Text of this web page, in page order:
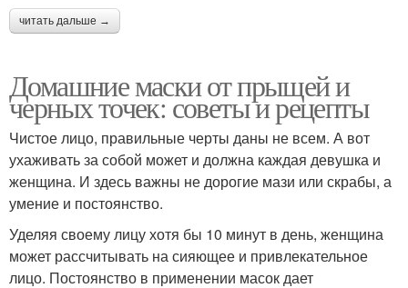
читать дальше →
Домашние маски от прыщей и
черных точек: советы и рецепты
Чистое лицо, правильные черты даны не всем. А вот
ухаживать за собой может и должна каждая девушка и
женщина. И здесь важны не дорогие мази или скрабы, а
умение и постоянство.
Уделяя своему лицу хотя бы 10 минут в день, женщина
может рассчитывать на сияющее и привлекательное
лицо. Постоянство в применении масок дает